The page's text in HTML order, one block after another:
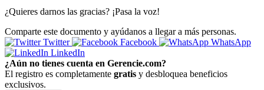
¿Quieres darnos las gracias? ¡Pasa la voz!
Comparte este documento y ayúdanos a llegar a más personas.
Twitter
Facebook
WhatsApp
LinkedIn
¿Aún no tienes cuenta en Gerencie.com?
El registro es completamente gratis y desbloquea beneficios
exclusivos.